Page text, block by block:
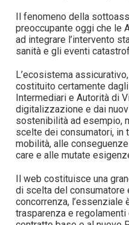
Il fenomeno della
preoccupante oggi che le
ad integrare l’intervento
sanità e gli eventi
L’ecosistema
costituito certamente
Intermediari e Autorità di
digitalizzazione e dai
sostenibilità ad esempio,
scelte dei consumatori, in
mobilità, alle
care e alle mutate
Il web costituisce una
di scelta del consumatore
concorrenza, l’essenziale
trasparenza e regolamenti